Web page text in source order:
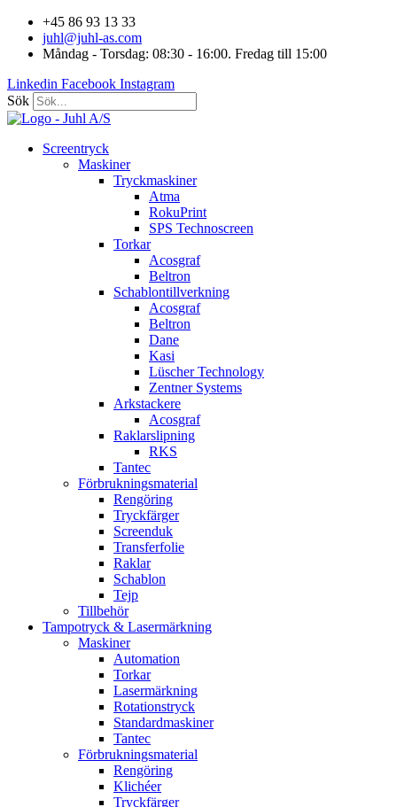
Hoppa
innehåll
+45 86 93 13 33
juhl@juhl-as.com
Måndag - Torsdag: 08:30 - 16:00. Fredag till 15:00
Linkedin Facebook Instagram
Sök
Screentryck
Maskiner
Tryckmaskiner
Atma
RokuPrint
SPS Technoscreen
Torkar
Acosgraf
Beltron
Schablontillverkning
Acosgraf
Beltron
Dane
Kasi
Lüscher Technology
Zentner Systems
Arkstackere
Acosgraf
Raklarslipning
RKS
Tantec
Förbrukningsmaterial
Rengöring
Tryckfärger
Screenduk
Transferfolie
Raklar
Schablon
Tejp
Tillbehör
Tampotryck & Lasermärkning
Maskiner
Automation
Torkar
Lasermärkning
Rotationstryck
Standardmaskiner
Tantec
Förbrukningsmaterial
Rengöring
Klichéer
Tryckfärger